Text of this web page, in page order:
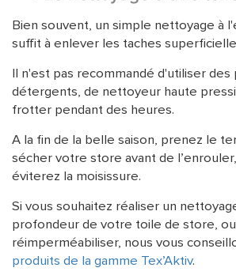
Bien souvent, un simple nettoyage à
suffit à enlever les taches
Il n'est pas recommandé d'utiliser des
détergents, de nettoyeur haute
frotter pendant des heures.
A la fin de la belle saison, prenez le
sécher votre store avant de
éviterez la moisissure.
Si vous souhaitez réaliser un
profondeur de votre toile de store,
réimperméabiliser, nous vous
produits de la gamme Tex’Aktiv.